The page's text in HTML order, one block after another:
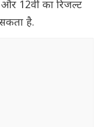
12वीं का रिजल्ट
है.